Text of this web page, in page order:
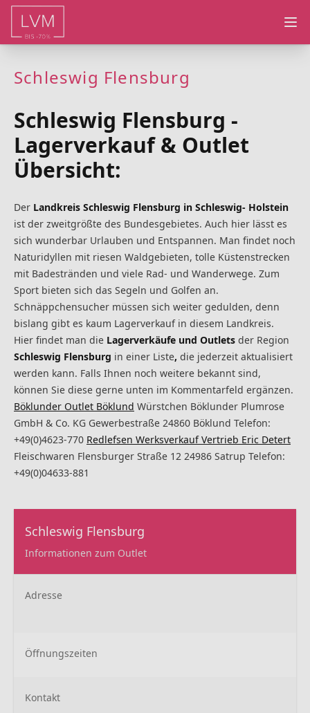
Schleswig Flensburg
Schleswig Flensburg -
Lagerverkauf & Outlet
Übersicht:
Der Landkreis Schleswig Flensburg in Schleswig- Holstein
ist der zweitgrößte des Bundesgebietes. Auch hier lässt es
sich wunderbar Urlauben und Entspannen. Man findet noch
Naturidyllen mit riesen Waldgebieten, tolle Küstenstrecken
mit Badestränden und viele Rad- und Wanderwege. Zum
Sport bieten sich das Segeln und Golfen an.
Schnäppchensucher müssen sich weiter gedulden, denn
bislang gibt es kaum Lagerverkauf in diesem Landkreis.
Hier findet man die Lagerverkäufe und Outlets der Region
Schleswig Flensburg in einer Liste, die jederzeit aktualisiert
werden kann. Falls Ihnen noch weitere bekannt sind,
können Sie diese gerne unten im Kommentarfeld ergänzen.
Böklunder Outlet Böklund Würstchen Böklunder Plumrose
GmbH & Co. KG Gewerbestraße 24860 Böklund Telefon:
+49(0)4623-770 Redlefsen Werksverkauf Vertrieb Eric Detert
Fleischwaren Flensburger Straße 12 24986 Satrup Telefon:
+49(0)04633-881
Schleswig Flensburg
Informationen zum Outlet
Adresse
Öffnungszeiten
Kontakt